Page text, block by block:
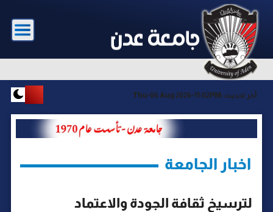
آخر تحديث : Thu-06 Aug 2026-11:02PM
اخبار الجامعة
لترسيخ ثقافة الجودة والاعتماد